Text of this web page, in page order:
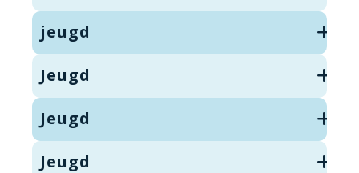
jeugd
Jeugd
Jeugd
Jeugd